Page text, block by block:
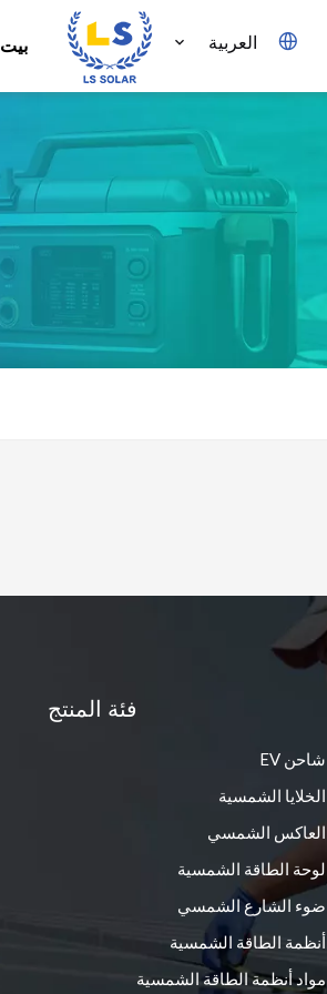
بيت العربية
فئة المنتج
شاحن EV
الخلايا الشمسية
العاكس الشمسي
لوحة الطاقة الشمسية
ضوء الشارع الشمسي
أنظمة الطاقة الشمسية
مواد أنظمة الطاقة الشمسية